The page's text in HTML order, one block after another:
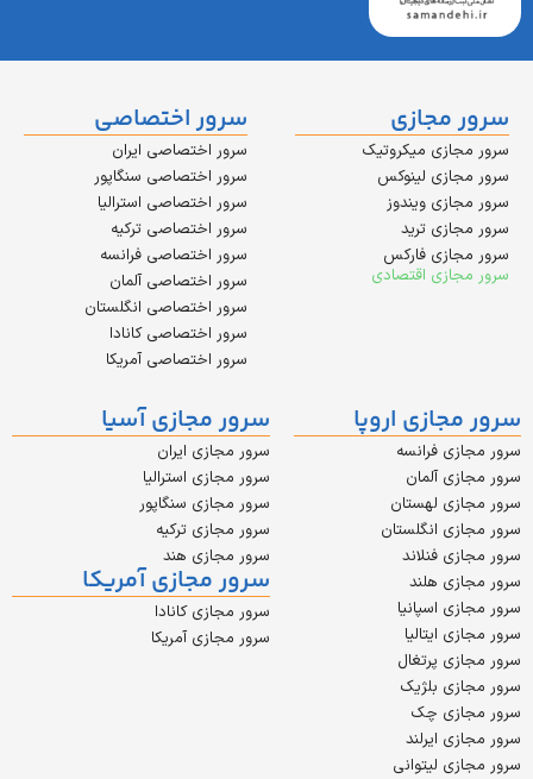
میکروتیک
لینوکس
ویندوز
ترید
فارکس
اقتصادی
سرور اختصاصی
سرور اختصاصی ایران
سرور اختصاصی سنگاپور
سرور اختصاصی استرالیا
سرور اختصاصی ترکیه
سرور اختصاصی فرانسه
سرور اختصاصی آلمان
سرور اختصاصی انگلستان
سرور اختصاصی کانادا
سرور اختصاصی آمریکا
اروپا
فرانسه
لهستان
انگلستان
فنلاند
هلند
اسپانیا
پرتغال
بلژیک
چک
لیتوانی
سرور مجازی آسیا
سرور مجازی ایران
سرور مجازی استرالیا
سرور مجازی سنگاپور
سرور مجازی ترکیه
سرور مجازی هند
سرور مجازی آمریکا
سرور مجازی کانادا
سرور مجازی آمریکا